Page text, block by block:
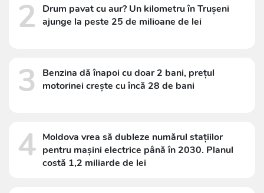
2
Drum pavat cu aur? Un kilometru în Trușeni
ajunge la peste 25 de milioane de lei
3
Benzina dă înapoi cu doar 2 bani, prețul
motorinei crește cu încă 28 de bani
4 Moldova vrea să dubleze numărul stațiilor
pentru mașini electrice până în 2030. Planul
costă 1,2 miliarde de lei